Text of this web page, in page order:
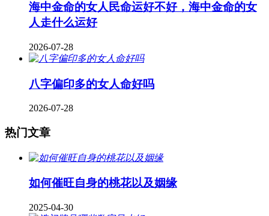
海中金命的女人民命运好不好，海中金命的女
人走什么运好
2026-07-28
八字偏印多的女人命好吗
2026-07-28
热门文章
如何催旺自身的桃花以及姻缘
2025-04-30